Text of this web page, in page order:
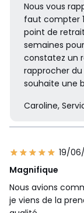
Nous vous
faut compter
point de
semaines
constatez un
rapprocher du
souhaite une
Caroline,
19/
Magnifique
Nous avions
je viens de la